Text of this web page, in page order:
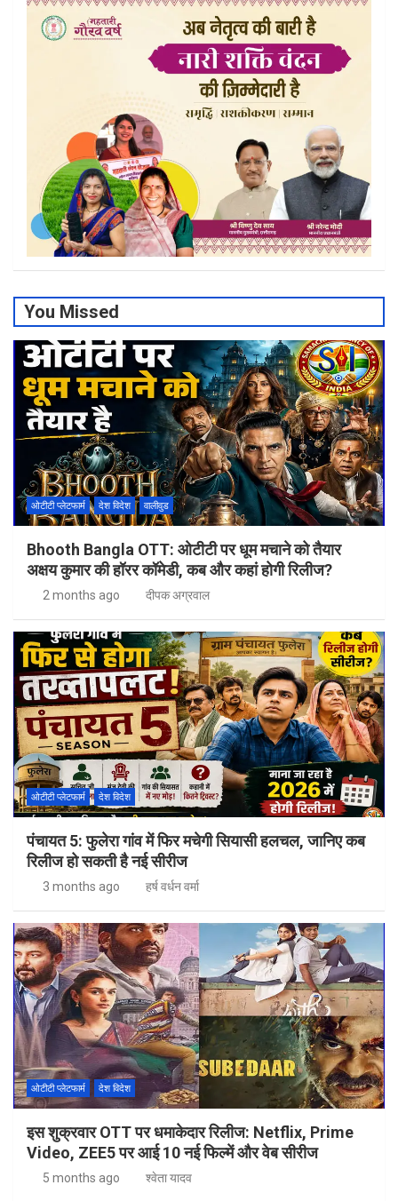
You Missed
ओटीटी प्लेटफार्म देश विदेश वालीवुड
Bhooth Bangla OTT: ओटीटी पर धूम मचाने को तैयार
अक्षय कुमार की हॉरर कॉमेडी, कब और कहां होगी रिलीज?
2 months ago दीपक अग्रवाल
ओटीटी प्लेटफार्म देश विदेश
पंचायत 5: फुलेरा गांव में फिर मचेगी सियासी हलचल, जानिए कब
रिलीज हो सकती है नई सीरीज
3 months ago हर्ष वर्धन वर्मा
ओटीटी प्लेटफार्म देश विदेश
इस शुक्रवार OTT पर धमाकेदार रिलीज: Netflix, Prime
Video, ZEE5 पर आई 10 नई फिल्में और वेब सीरीज
5 months ago श्वेता यादव